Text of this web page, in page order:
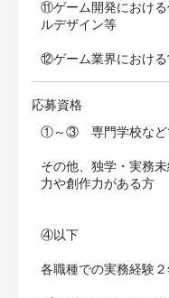
⑪ゲーム開発における
ルデザイン等
⑫ゲーム業界における
応募資格
①～③ 専門学校など
その他、独学・実務
力や創作力がある方
④以下
各職種での実務経験